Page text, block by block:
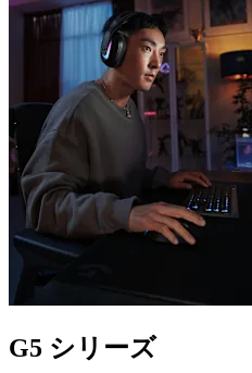
G5 シリーズ